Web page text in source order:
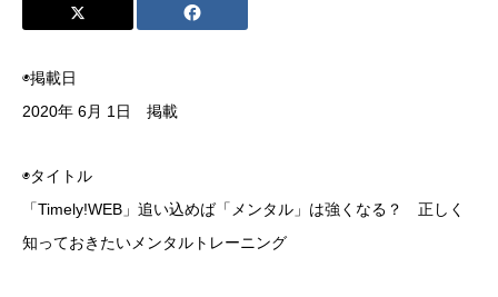
◉掲載日
2020年 6月 1日 掲載
◉タイトル
「Timely!WEB」追い込めば「メンタル」は強くなる？ 正しく
知っておきたいメンタルトレーニング